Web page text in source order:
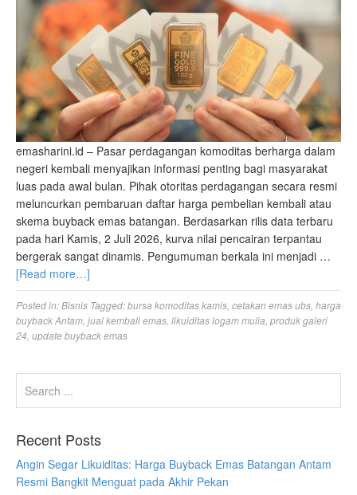
emasharini.id – Pasar perdagangan komoditas berharga dalam
negeri kembali menyajikan informasi penting bagi masyarakat
luas pada awal bulan. Pihak otoritas perdagangan secara resmi
meluncurkan pembaruan daftar harga pembelian kembali atau
skema buyback emas batangan. Berdasarkan rilis data terbaru
pada hari Kamis, 2 Juli 2026, kurva nilai pencairan terpantau
bergerak sangat dinamis. Pengumuman berkala ini menjadi …
[Read more…]
Posted in:Bisnis Tagged:bursa komoditas kamis, cetakan emas ubs, harga
buyback Antam, jual kembali emas, likuiditas logam mulia, produk galeri
24, update buyback emas
Recent Posts
Angin Segar Likuiditas: Harga Buyback Emas Batangan Antam
Resmi Bangkit Menguat pada Akhir Pekan